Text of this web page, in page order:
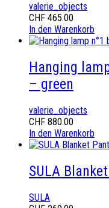
valerie_objects
CHF 465.00
In den Warenkorb
Hanging
– green
valerie_objects
CHF 880.00
In den Warenkorb
SULA
SULA